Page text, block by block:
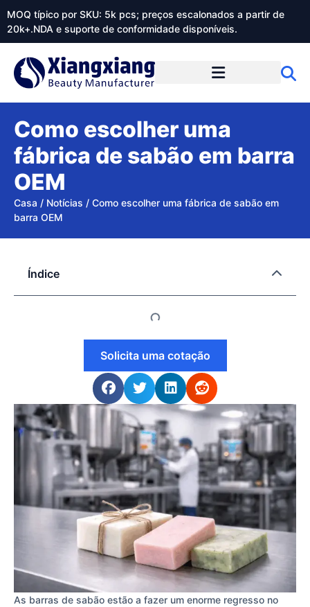
MOQ típico por SKU: 5k pcs; preços escalonados a partir de
20k+.NDA e suporte de conformidade disponíveis.
Como escolher uma
fábrica de sabão em barra
OEM
Casa / Notícias / Como escolher uma fábrica de sabão em
barra OEM
As barras de sabão estão a fazer um enorme regresso no
Índice
Solicita uma cotação